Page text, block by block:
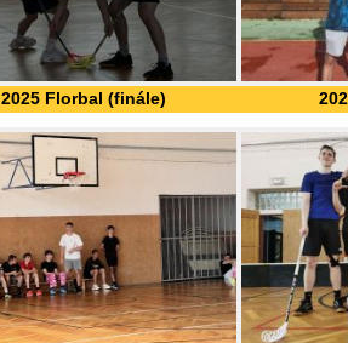
2025 Florbal (finále)